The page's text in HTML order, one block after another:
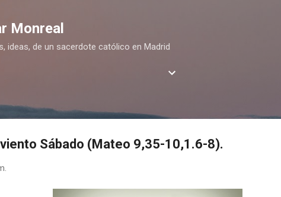
Monreal
ideas, de un sacerdote católico en Madrid
Sábado (Mateo 9,35-10,1.6-8).